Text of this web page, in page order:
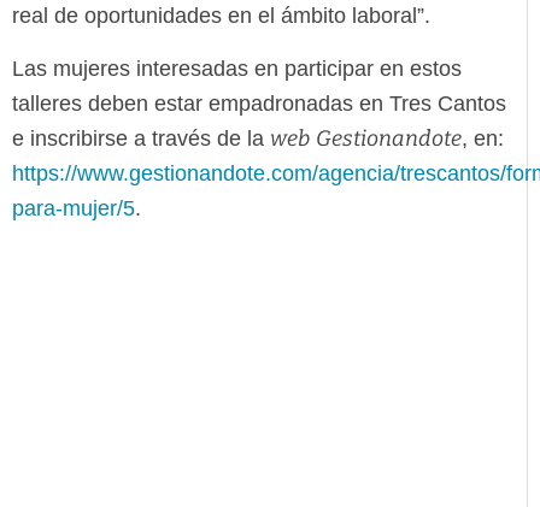
real de oportunidades en el ámbito laboral”.
Las mujeres interesadas en participar en estos
talleres deben estar empadronadas en Tres Cantos
e inscribirse a través de la web Gestionandote, en:
https://www.gestionandote.com/agencia/trescantos/
para-mujer/5.